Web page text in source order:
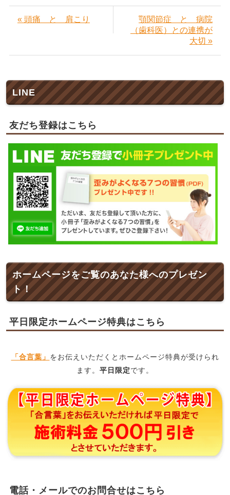
« 頭痛 と 肩こり
顎関節症 と 病院
（歯科医）との連携が
大切 »
LINE
友だち登録はこちら
ホームページをご覧のあなた様へのプレゼン
ト！
平日限定ホームページ特典はこちら
「合言葉」 をお伝えいただくとホームページ特典が受けられ
ます。 平日限定です。
電話・メールでのお問合せはこちら